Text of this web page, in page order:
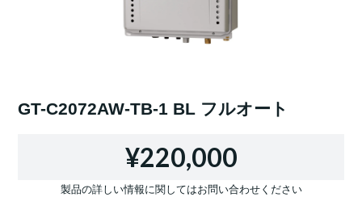
GT-C2072AW-TB-1 BL フルオート
¥220,000
製品の詳しい情報に関してはお問い合わせください